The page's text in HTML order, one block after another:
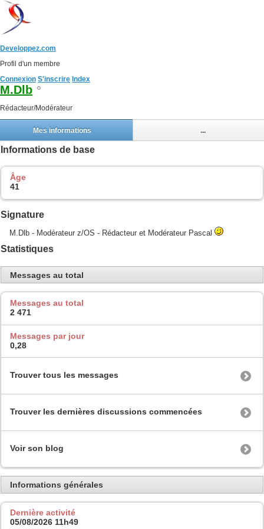
Developpez.com
Profil d'un membre
Connexion S'inscrire Index
M.Dlb
Rédacteur/Modérateur
Mes informations ...
Informations de base
Âge
41
Signature
M.Dlb - Modérateur z/OS - Rédacteur et Modérateur Pascal
Statistiques
Messages au total
Messages au total
2 471
Messages par jour
0,28
Trouver tous les messages
Trouver les dernières discussions commencées
Voir son blog
Informations générales
Dernière activité
05/08/2026 11h49